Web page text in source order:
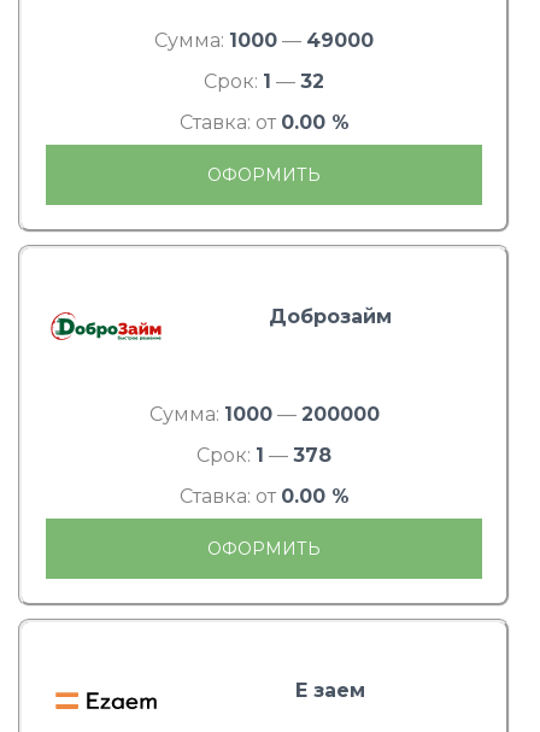
Сумма: 1000 — 49000
Срок: 1 — 32
Ставка: от 0.00 %
ОФОРМИТЬ
Доброзайм
Сумма: 1000— 200000
Срок: 1 — 378
Ставка: от 0.00 %
ОФОРМИТЬ
Е заем